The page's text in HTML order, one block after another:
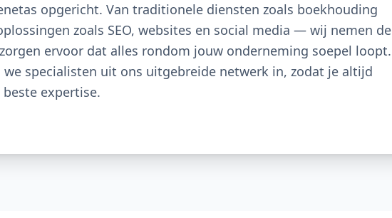
opgericht. Van traditionele diensten zoals boekhouding
zoals SEO, websites en social media — wij nemen de
ervoor dat alles rondom jouw onderneming soepel loopt.
we specialisten uit ons uitgebreide netwerk in, zodat je altijd
expertise.